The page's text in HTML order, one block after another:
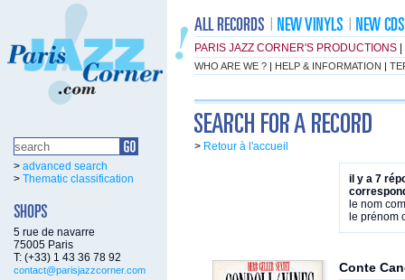
PARIS JAZZ CORNER'S PRODUCTIONS
WHO ARE WE ? | HELP & INFORMATION |
> advanced search
> Thematic classification
5 rue de navarre
75005 Paris
T: (+33) 1 43 36 78 92
contact@parisjazzcorner.com
> Retour à l'accueil
il y a 7
le nom
le prénom
Conte